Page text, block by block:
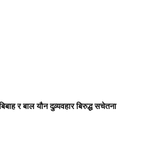
र बाल यौन दुव्र्यवहार बिरुद्ध सचेतना